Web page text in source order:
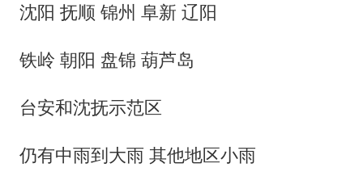
沈阳 抚顺 锦州 阜新 辽阳
铁岭 朝阳 盘锦 葫芦岛
台安和沈抚示范区
仍有中雨到大雨 其他地区小雨